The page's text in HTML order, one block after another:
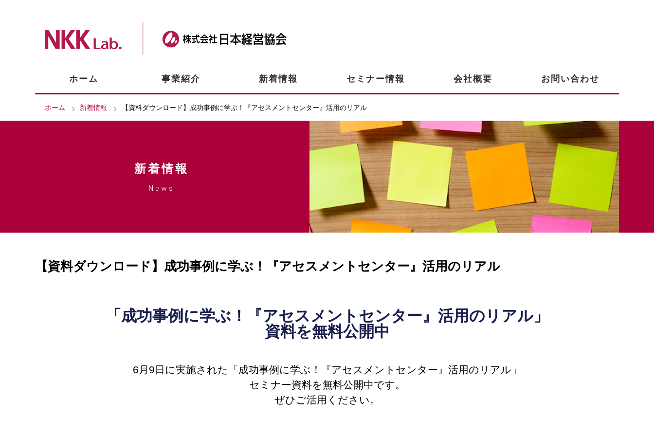
ホーム 事業紹介 新着情報 セミナー情報 会社概要 お問い合わせ
ホーム 新着情報 【資料ダウンロード】成功事例に学ぶ！『アセスメントセンター』活用のリアル
新着情報
News
【資料ダウンロード】成功事例に学ぶ！『アセスメントセンター』活用のリアル
「成功事例に学ぶ！『アセスメントセンター』活用のリアル」
資料を無料公開中
6月9日に実施された「成功事例に学ぶ！『アセスメントセンター』活用のリアル」
セミナー資料を無料公開中です。
ぜひご活用ください。